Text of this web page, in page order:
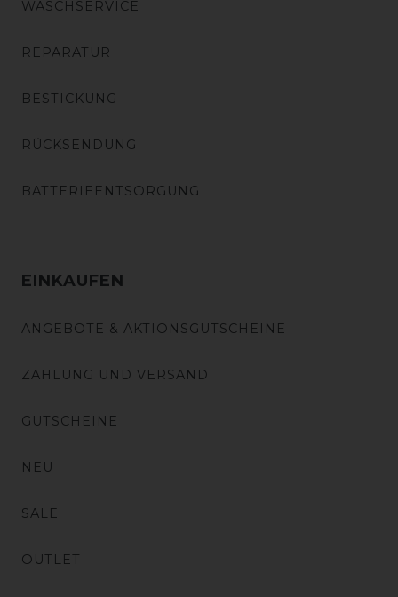
WASCHSERVICE
REPARATUR
BESTICKUNG
RÜCKSENDUNG
BATTERIEENTSORGUNG
EINKAUFEN
ANGEBOTE & AKTIONSGUTSCHEINE
ZAHLUNG UND VERSAND
GUTSCHEINE
NEU
SALE
OUTLET